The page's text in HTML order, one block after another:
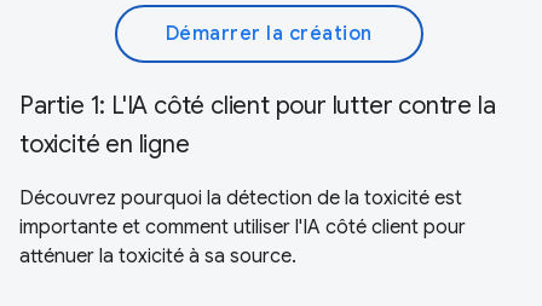
Démarrer la création
Partie 1: L'IA côté client pour lutter contre la
toxicité en ligne
Découvrez pourquoi la détection de la toxicité est
importante et comment utiliser l'IA côté client pour
atténuer la toxicité à sa source.